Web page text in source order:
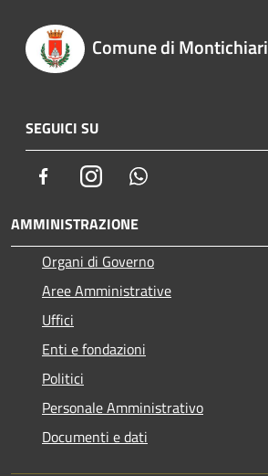
Comune di Montichiari
SEGUICI SU
FacebookInstagram
AMMINISTRAZIONE
Organi di Governo
Aree Amministrative
Uffici
Enti e fondazioni
Politici
Personale Amministrativo
Documenti e dati